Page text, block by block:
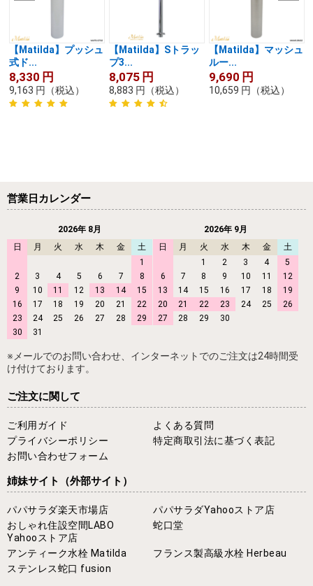
【Matilda】プッシュ
式ド...
8,330 円
9,163 円 （税込）
【Matilda】Sトラッ
プ3...
8,075 円
8,883 円 （税込）
【Matilda】マッシュ
ルー...
9,690 円
10,659 円 （税込）
営業日カレンダー
2026年 8月
日
月 火 水 木 金
土
1
2
3 4 5 6 7
8
9
10 11 12 13 14
15
16
17 18 19 20 21
22
23
24 25 26 27 28
29
30
31
2026年 9月
日
月 火 水 木 金
土
1
2 3 4
5
6
7 8 9 10 11
12
13
14 15 16 17 18
19
20
21 22 23 24 25
26
27
28 29 30
※メールでのお問い合わせ、インターネットでのご注文は24時間受
け付けております。
ご注文に関して
ご利用ガイド
よくある質問
プライバシーポリシー
特定商取引法に基づく表記
お問い合わせフォーム
姉妹サイト （外部サイト）
パパサラダ楽天市場店
パパサラダYahooストア店
おしゃれ住設空間LABO
Yahooストア店
蛇口堂
アンティーク水栓 Matilda
フランス製高級水栓 Herbeau
ステンレス蛇口 fusion